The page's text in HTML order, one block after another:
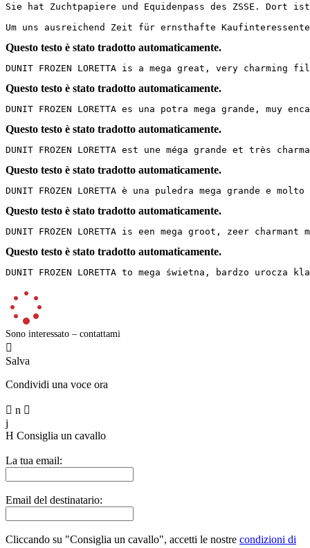
Sie hat Zuchtpapiere und Equidenpass des ZSSE. Dort
Um uns ausreichend Zeit für ernsthafte
Questo testo è stato tradotto automaticamente.
DUNIT FROZEN LORETTA is a mega great, very
Questo testo è stato tradotto automaticamente.
DUNIT FROZEN LORETTA es una potra mega grande,
Questo testo è stato tradotto automaticamente.
DUNIT FROZEN LORETTA est une méga grande et
Questo testo è stato tradotto automaticamente.
DUNIT FROZEN LORETTA è una puledra mega
Questo testo è stato tradotto automaticamente.
DUNIT FROZEN LORETTA is een mega groot, zeer
Questo testo è stato tradotto automaticamente.
DUNIT FROZEN LORETTA to mega świetna, bardzo
Sono interessato – contattami

Salva
Condividi una voce ora
 n 
j
H Consiglia un cavallo
La tua email:
Email del destinatario:
Cliccando su "Consiglia un cavallo", accetti le nostre condizioni di